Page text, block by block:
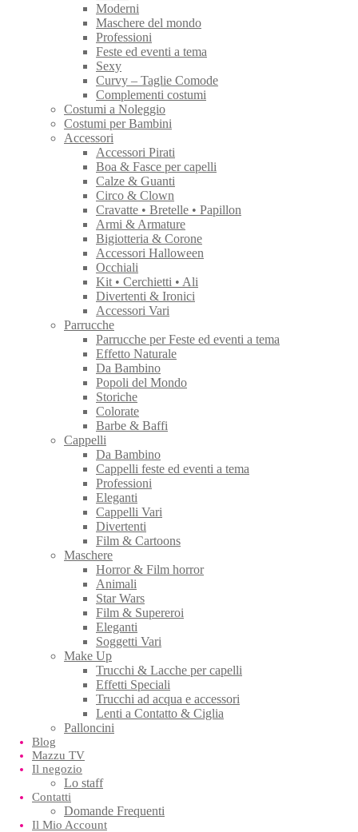
Moderni
Maschere del mondo
Professioni
Feste ed eventi a tema
Sexy
Curvy – Taglie Comode
Complementi costumi
Costumi a Noleggio
Costumi per Bambini
Accessori
Accessori Pirati
Boa & Fasce per capelli
Calze & Guanti
Circo & Clown
Cravatte • Bretelle • Papillon
Armi & Armature
Bigiotteria & Corone
Accessori Halloween
Occhiali
Kit • Cerchietti • Ali
Divertenti & Ironici
Accessori Vari
Parrucche
Parrucche per Feste ed eventi a tema
Effetto Naturale
Da Bambino
Popoli del Mondo
Storiche
Colorate
Barbe & Baffi
Cappelli
Da Bambino
Cappelli feste ed eventi a tema
Professioni
Eleganti
Cappelli Vari
Divertenti
Film & Cartoons
Maschere
Horror & Film horror
Animali
Star Wars
Film & Supereroi
Eleganti
Soggetti Vari
Make Up
Trucchi & Lacche per capelli
Effetti Speciali
Trucchi ad acqua e accessori
Lenti a Contatto & Ciglia
Palloncini
Blog
Mazzu TV
Il negozio
Lo staff
Contatti
Domande Frequenti
Il Mio Account